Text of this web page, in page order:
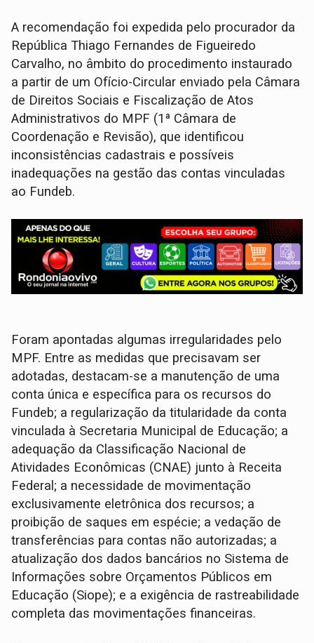
A recomendação foi expedida pelo procurador da
República Thiago Fernandes de Figueiredo
Carvalho, no âmbito do procedimento instaurado
a partir de um Ofício-Circular enviado pela Câmara
de Direitos Sociais e Fiscalização de Atos
Administrativos do MPF (1ª Câmara de
Coordenação e Revisão), que identificou
inconsistências cadastrais e possíveis
inadequações na gestão das contas vinculadas
ao Fundeb.
Foram apontadas algumas irregularidades pelo
MPF. Entre as medidas que precisavam ser
adotadas, destacam-se a manutenção de uma
conta única e específica para os recursos do
Fundeb; a regularização da titularidade da conta
vinculada à Secretaria Municipal de Educação; a
adequação da Classificação Nacional de
Atividades Econômicas (CNAE) junto à Receita
Federal; a necessidade de movimentação
exclusivamente eletrônica dos recursos; a
proibição de saques em espécie; a vedação de
transferências para contas não autorizadas; a
atualização dos dados bancários no Sistema de
Informações sobre Orçamentos Públicos em
Educação (Siope); e a exigência de rastreabilidade
completa das movimentações financeiras.